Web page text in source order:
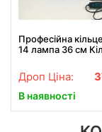
Професійна
14 лампа 36 см
Дроп Ціна:
В наявності